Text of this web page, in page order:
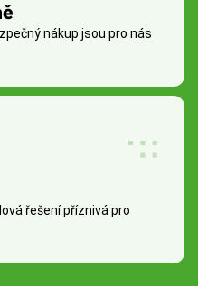
nákup jsou pro nás
řešení příznivá pro